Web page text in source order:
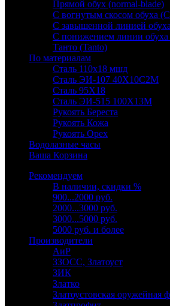
Прямой обух (normal-blade)
С вогнутым скосом обуха
С завышенной линией
С понижением линии обуха
Танто (Tanto)
По материалам
Сталь 110х18 мшд
Сталь ЭИ-107 40Х10С2М
Сталь 95Х18
Сталь ЭИ-515 100Х13М
Рукоять Береста
Рукоять Кожа
Рукоять Орех
Водолазные часы
Ваша Корзина
Рекомендуем
В наличии, скидки %
900...2000 руб.
2000...3000 руб.
3000...5000 руб.
5000 руб. и более
Производители
АиР
ЗЗОСС, Златоуст
ЗИК
Златко
Златоустовская оружейная